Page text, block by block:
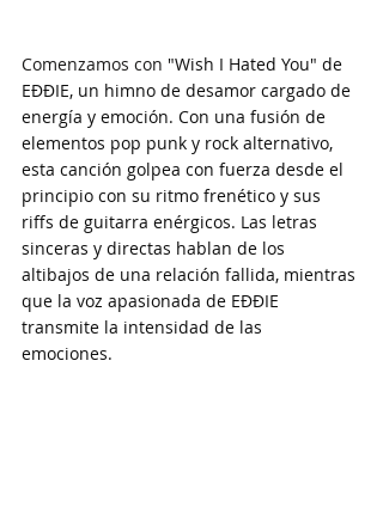
Comenzamos con "Wish I Hated You" de
EĐĐIE, un himno de desamor cargado de
energía y emoción. Con una fusión de
elementos pop punk y rock alternativo,
esta canción golpea con fuerza desde el
principio con su ritmo frenético y sus
riffs de guitarra enérgicos. Las letras
sinceras y directas hablan de los
altibajos de una relación fallida, mientras
que la voz apasionada de EĐĐIE
transmite la intensidad de las
emociones.